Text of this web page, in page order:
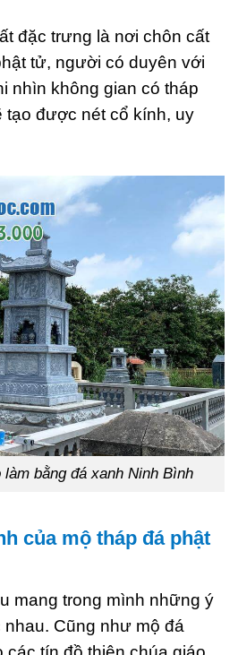
đặc trưng là nơi chôn cất
tử, người có duyên với
nhìn không gian có tháp
tạo được nét cổ kính, uy
làm bằng đá xanh Ninh Bình
của mộ tháp đá phật
mang trong mình những ý
Cũng như mộ đá